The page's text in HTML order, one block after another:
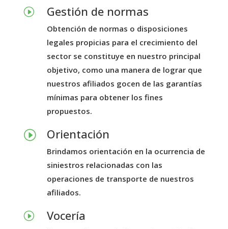
I Gestión de normas
Obtención de normas o disposiciones
legales propicias para el crecimiento del
sector se constituye en nuestro principal
objetivo, como una manera de lograr que
nuestros afiliados gocen de las garantías
mínimas para obtener los fines
propuestos.
I Orientación
Brindamos orientación en la ocurrencia de
siniestros relacionadas con las
operaciones de transporte de nuestros
afiliados.
I Vocería